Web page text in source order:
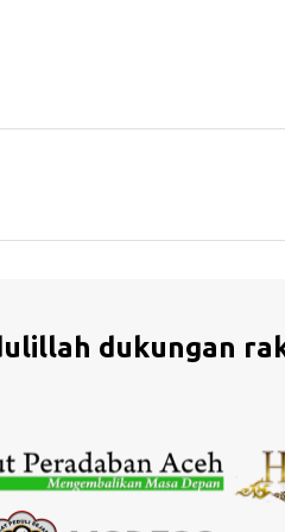
dukungan